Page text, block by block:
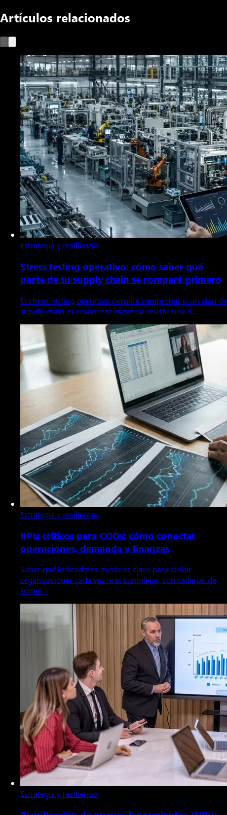
Artículos relacionados
Estrategia y resiliencia
Stress testing operativo: cómo saber qué
parte de tu supply chain se romperá primero
El stress testing operativo permite comprobar si un plan de
supply chain es realmente capaz de resistir una d…
Estrategia y resiliencia
KPIs críticos para COOs: cómo conectar
operaciones, demanda y finanzas
Saber qué indicadores medir es clave para dirigir
organizaciones cada vez más complejas, con cadenas de
sumin…
Estrategia y resiliencia